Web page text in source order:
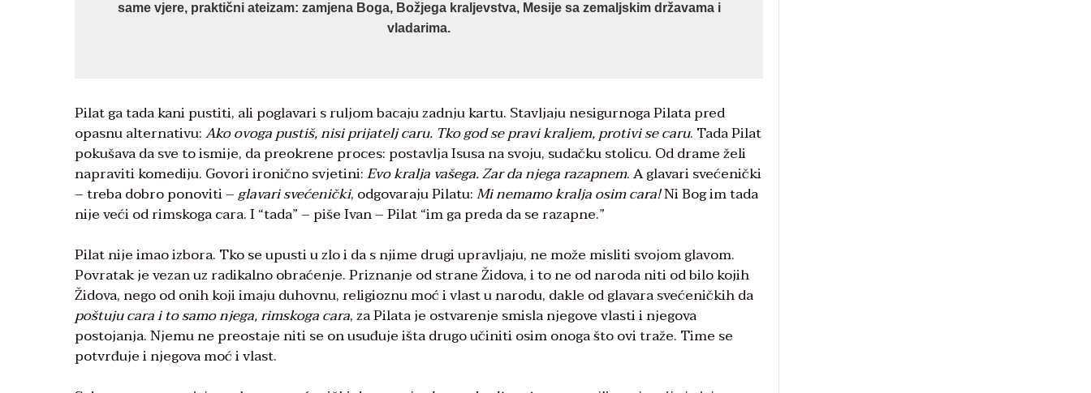
same vjere, praktični ateizam: zamjena Boga, Božjega kraljevstva, Mesije sa zemaljskim državama i
vladarima.
Pilat ga tada kani pustiti, ali poglavari s ruljom bacaju zadnju kartu. Stavljaju nesigurnoga Pilata pred
opasnu alternativu:Ako ovoga pustiš, nisi prijatelj caru. Tko god se pravi kraljem, protivi se caru. Tada Pilat
pokušava da sve to ismije, da preokrene proces: postavlja Isusa na svoju, sudačku stolicu. Od drame želi
napraviti komediju. Govori ironično svjetini:Evo kralja vašega. Zar da njega razapnem. A glavari svećenički
– treba dobro ponoviti –glavari svećenički, odgovaraju Pilatu:Mi nemamo kralja osim cara!Ni Bog im tada
nije veći od rimskoga cara. I “tada” – piše Ivan – Pilat “im ga preda da se razapne.”
Pilat nije imao izbora. Tko se upusti u zlo i da s njime drugi upravljaju, ne može misliti svojom glavom.
Povratak je vezan uz radikalno obraćenje. Priznanje od strane Židova, i to ne od naroda niti od bilo kojih
Židova, nego od onih koji imaju duhovnu, religioznu moć i vlast u narodu, dakle od glavara svećeničkih da
poštuju cara i to samo njega, rimskoga cara, za Pilata je ostvarenje smisla njegove vlasti i njegova
postojanja. Njemu ne preostaje niti se on usuđuje išta drugo učiniti osim onoga što ovi traže. Time se
potvrđuje i njegova moć i vlast.